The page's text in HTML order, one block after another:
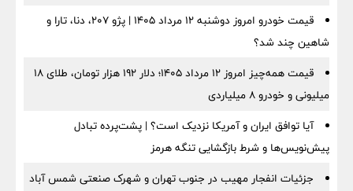
قیمت خودرو امروز دوشنبه ۱۲ مرداد ۱۴۰۵ | پژو ۲۰۷، دنا، تارا و
شاهین چند شد؟
قیمت همه‌چیز امروز ۱۲ مرداد ۱۴۰۵؛ دلار ۱۹۲ هزار تومان، طلای ۱۸
میلیونی و خودرو ۸ میلیاردی
آیا توافق ایران و آمریکا نزدیک است؟ | پشت‌پرده تبادل
پیش‌نویس‌ها و شرط بازگشایی تنگه هرمز
جزئیات انفجار مهیب در جنوب تهران و شهرک صنعتی شمس آباد